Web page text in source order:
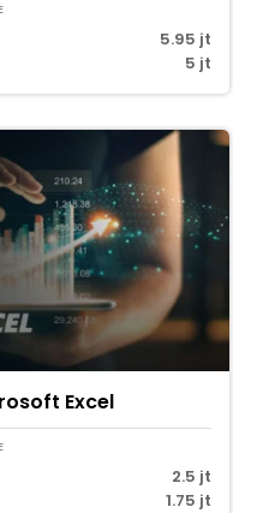
5.95 jt
5 jt
Excel
2.5 jt
1.75 jt